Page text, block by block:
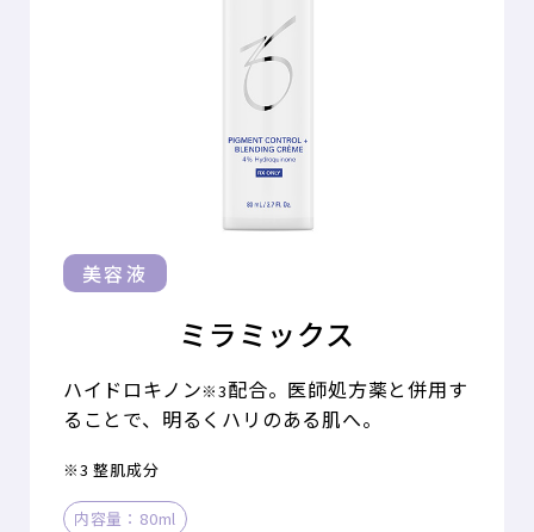
美容液
ミラミックス
ハイドロキノン※3配合。医師処方薬と併用す
ることで、明るくハリのある肌へ。
※3 整肌成分
内容量：80ml